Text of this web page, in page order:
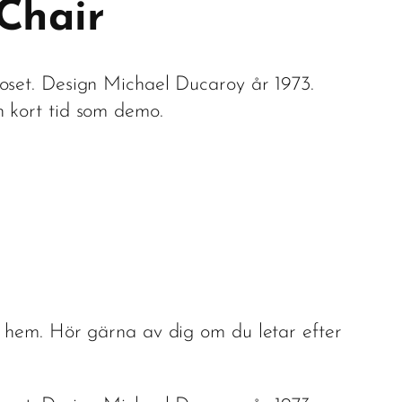
Design Michael Ducaroy år 1973.
tid som demo.
Hör gärna av dig om du letar efter